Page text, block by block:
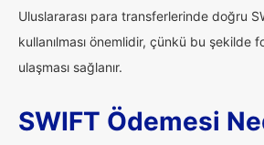
Uluslararası para transferlerinde doğru
kullanılması önemlidir, çünkü bu şekilde
ulaşması sağlanır.
SWIFT Ödemesi